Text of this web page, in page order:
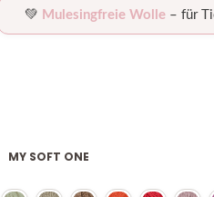
💚 Mulesingfreie Wolle – für
MY SOFT ONE